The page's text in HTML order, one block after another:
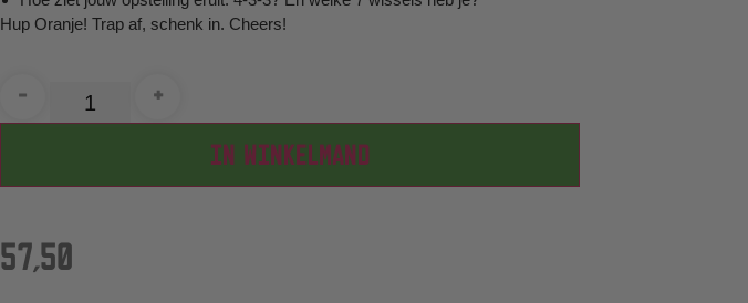
Hup Oranje! Trap af, schenk in. Cheers!
-
+
IN WINKELMAND
57,50